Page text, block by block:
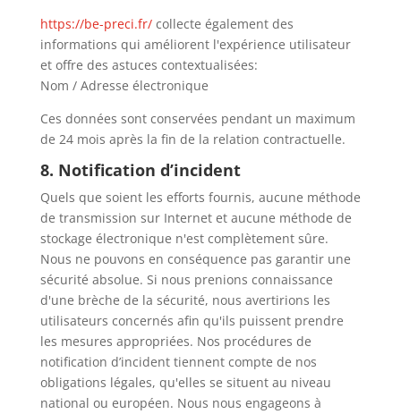
https://be-preci.fr/ collecte également des
informations qui améliorent l'expérience utilisateur
et offre des astuces contextualisées:
Nom / Adresse électronique
Ces données sont conservées pendant un maximum
de 24mois après la fin de la relation contractuelle.
8. Notification d’incident
Quels que soient les efforts fournis, aucune méthode
de transmission sur Internet et aucune méthode de
stockage électronique n'est complètement sûre.
Nous ne pouvons en conséquence pas garantir une
sécurité absolue. Si nous prenions connaissance
d'une brèche de la sécurité, nous avertirions les
utilisateurs concernés afin qu'ils puissent prendre
les mesures appropriées. Nos procédures de
notification d’incident tiennent compte de nos
obligations légales, qu'elles se situent au niveau
national ou européen. Nous nous engageons à